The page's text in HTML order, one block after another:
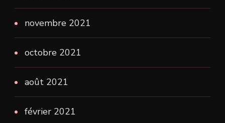
novembre 2021
octobre 2021
août 2021
février 2021